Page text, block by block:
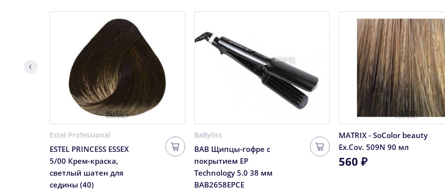
Estel Professional
ESTEL PRINCESS ESSEX
5/00 Крем-краска,
светлый шатен для
седины (40)
BaByliss
BAB Щипцы-гофре с
покрытием EP
Technology 5.0 38 мм
BAB2658EPCE
MATRIX - SoColor beauty
Ex.Cov. 509N 90 мл
560 ₽